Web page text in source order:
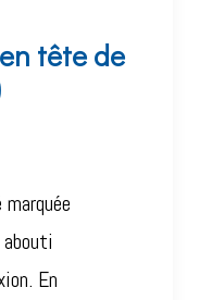
tête de
En